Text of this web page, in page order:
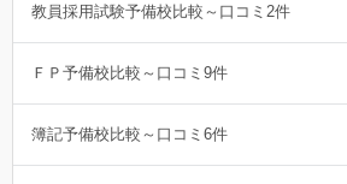
教員採用試験予備校比較～口コミ2件
ＦＰ予備校比較～口コミ9件
簿記予備校比較～口コミ6件